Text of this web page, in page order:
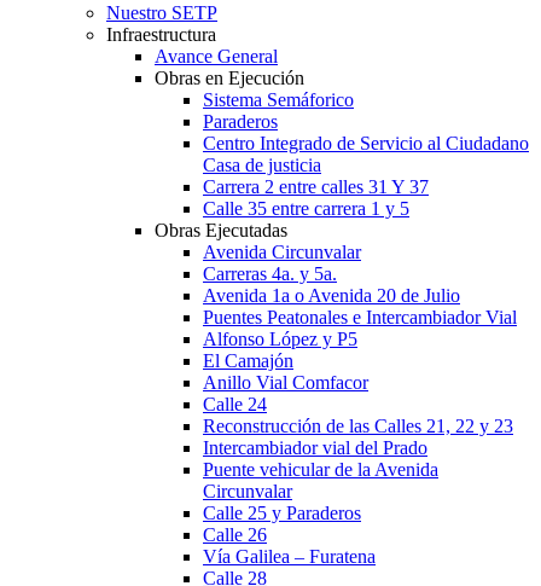
Nuestro SETP
Infraestructura
Avance General
Obras en Ejecución
Sistema Semáforico
Paraderos
Centro Integrado de Servicio al Ciudadano
Casa de justicia
Carrera 2 entre calles 31 Y 37
Calle 35 entre carrera 1 y 5
Obras Ejecutadas
Avenida Circunvalar
Carreras 4a. y 5a.
Avenida 1a o Avenida 20 de Julio
Puentes Peatonales e Intercambiador Vial
Alfonso López y P5
El Camajón
Anillo Vial Comfacor
Calle 24
Reconstrucción de las Calles 21, 22 y 23
Intercambiador vial del Prado
Puente vehicular de la Avenida
Circunvalar
Calle 25 y Paraderos
Calle 26
Vía Galilea – Furatena
Calle 28